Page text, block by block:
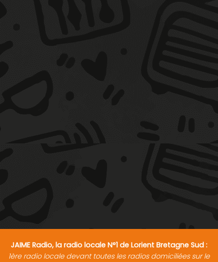
JAIME Radio, la radio locale N°1 de Lorient Bretagne Sud :
1ère radio locale devant toutes les radios domiciliées sur le